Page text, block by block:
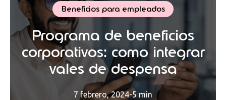
Beneficios para empleados
Programa de beneficios
corporativos: como integrar
vales de despensa
7 febrero, 2024-5 min